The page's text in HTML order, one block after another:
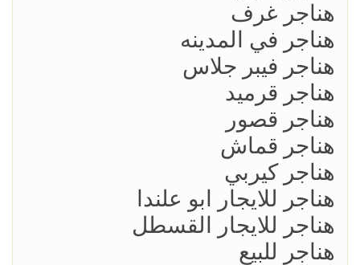
هناجر غرف
هناجر في المدينه
هناجر فيبر جلاس
هناجر قرميد
هناجر قصور
هناجر قماش
هناجر كيربي
هناجر للايجار ابو علندا
هناجر للايجار القسطل
هناجر للبيع